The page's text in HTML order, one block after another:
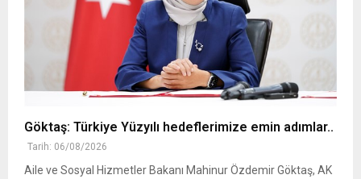
Göktaş: Türkiye Yüzyılı hedeflerimize emin adımlar..
Tarih: 06/08/2026
Aile ve Sosyal Hizmetler Bakanı Mahinur Özdemir Göktaş, AK